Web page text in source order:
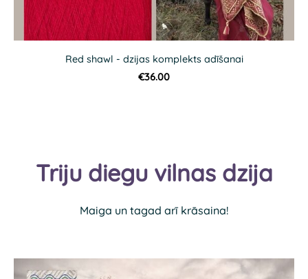
Red shawl - dzijas komplekts adīšanai
€36.00
Triju diegu vilnas dzija
Maiga un tagad arī krāsaina!